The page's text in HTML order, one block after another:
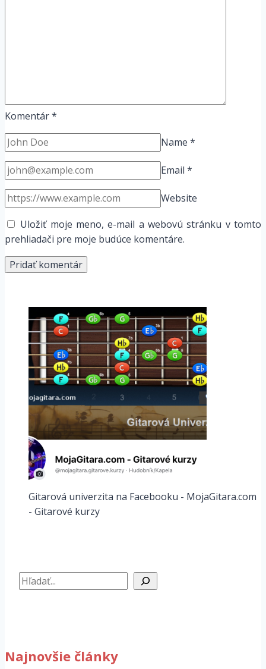
Komentár*
Name *
Email *
Website
Uložiť moje meno, e-mail a webovú stránku v tomto
prehliadači pre moje budúce komentáre.
Gitarová univerzita na Facebooku - MojaGitara.com
- Gitarové kurzy
Hľadať
Najnovšie články